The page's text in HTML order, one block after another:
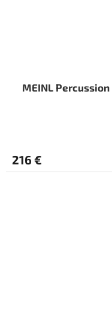
MEINL Percussion
216 €